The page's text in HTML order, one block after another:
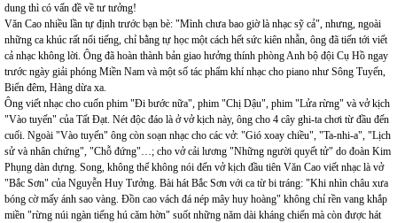
dung thì có vấn đề về tư tưởng!
Văn Cao nhiều lần tự định trước bạn bè: "Mình chưa bao giờ là nhạc sỹ cả", nhưng, ngoài
những ca khúc rất nổi tiếng, chỉ bằng tự học một cách hết sức kiên nhẫn, ông đã tiến tới viết
cả nhạc không lời. Ông đã hoàn thành bản giao hưởng thính phòng Anh bộ đội Cụ Hồ ngay
trước ngày giải phóng Miền Nam và một số tác phẩm khí nhạc cho piano như Sông Tuyến,
Biển đêm, Hàng dừa xa.
Ông viết nhạc cho cuốn phim "Đi bước nữa", phim "Chị Dậu", phim "Lửa rừng" và vở kịch
"Vào tuyến" của Tất Đạt. Nét độc đáo là ở vở kịch này, ông cho 4 cây ghi-ta chơi từ đầu đến
cuối. Ngoài "Vào tuyến" ông còn soạn nhạc cho các vở: "Gió xoay chiều", "Ta-nhi-a", "Lịch
sử và nhân chứng", "Chỗ đứng"…; cho vở cải lương "Những người quyết tử" do đoàn Kim
Phụng dàn dựng. Song, không thể không nói đến vở kịch đầu tiên Văn Cao viết nhạc là vở
"Bắc Sơn" của Nguyễn Huy Tưởng. Bài hát Bắc Sơn với ca từ bi tráng: "Khi nhìn châu xưa
bóng cờ mấy ánh sao vàng. Đồn cao vách đá nép mây huy hoàng" không chỉ rền vang khắp
miền "rừng núi ngàn tiếng hú căm hờn" suốt những năm dài kháng chiến mà còn được hát